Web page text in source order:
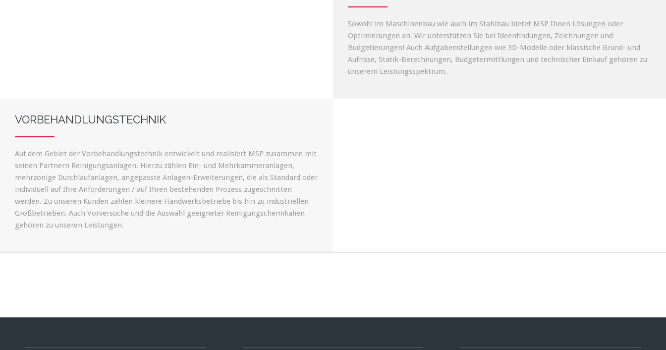
Sowohl im Maschinenbau wie auch im Stahlbau bietet MSP Ihnen Lösungen oder
Optimierungen an. Wir unterstützen Sie bei Ideenfindungen, Zeichnungen und
Budgetierungen! Auch Aufgabenstellungen wie 3D-Modelle oder klassische Grund- und
Aufrisse, Statik-Berechnungen, Budgetermittlungen und technischer Einkauf gehören zu
unserem Leistungsspektrum.
VORBEHANDLUNGSTECHNIK
Auf dem Gebiet der Vorbehandlungstechnik entwickelt und realisiert MSP zusammen mit
seinen Partnern Reinigungsanlagen. Hierzu zählen Ein- und Mehrkammeranlagen,
mehrzonige Durchlaufanlagen, angepasste Anlagen-Erweiterungen, die als Standard oder
individuell auf Ihre Anforderungen / auf Ihren bestehenden Prozess zugeschnitten
werden. Zu unseren Kunden zählen kleinere Handwerksbetriebe bis hin zu industriellen
Großbetrieben. Auch Vorversuche und die Auswahl geeigneter Reinigungschemikalien
gehören zu unseren Leistungen.